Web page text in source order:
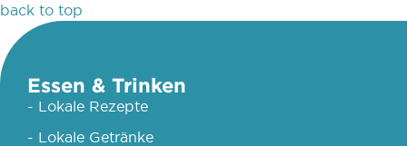
back to top
Essen & Trinken
- Lokale Rezepte
- Lokale Getränke